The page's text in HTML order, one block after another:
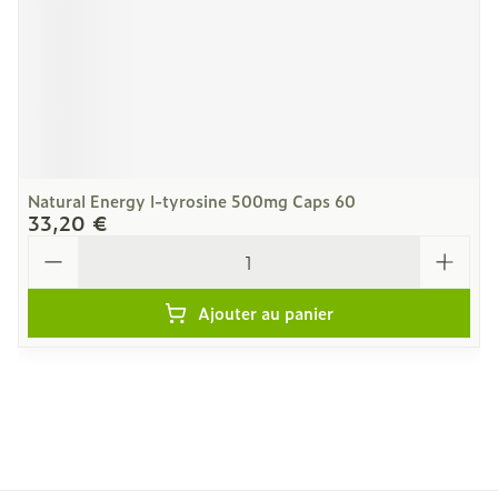
Natural Energy l-tyrosine 500mg Caps 60
33,20 €
Ajouter au panier